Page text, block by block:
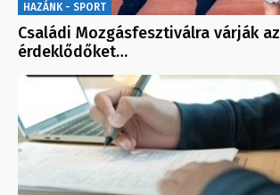
HAZÁNK - SPORT
Családi Mozgásfesztiválra várják az
érdeklődőket…